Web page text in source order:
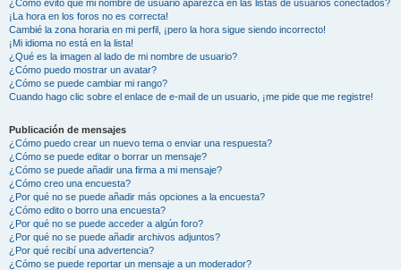
¿Cómo evito que mi nombre de usuario aparezca en las listas de usuarios conectados?
¡La hora en los foros no es correcta!
Cambié la zona horaria en mi perfil, ¡pero la hora sigue siendo incorrecto!
¡Mi idioma no está en la lista!
¿Qué es la imagen al lado de mi nombre de usuario?
¿Cómo puedo mostrar un avatar?
¿Cómo se puede cambiar mi rango?
Cuando hago clic sobre el enlace de e-mail de un usuario, ¡me pide que me registre!
Publicación de mensajes
¿Cómo puedo crear un nuevo tema o enviar una respuesta?
¿Cómo se puede editar o borrar un mensaje?
¿Cómo se puede añadir una firma a mi mensaje?
¿Cómo creo una encuesta?
¿Por qué no se puede añadir más opciones a la encuesta?
¿Cómo edito o borro una encuesta?
¿Por qué no se puede acceder a algún foro?
¿Por qué no se puede añadir archivos adjuntos?
¿Por qué recibí una advertencia?
¿Cómo se puede reportar un mensaje a un moderador?